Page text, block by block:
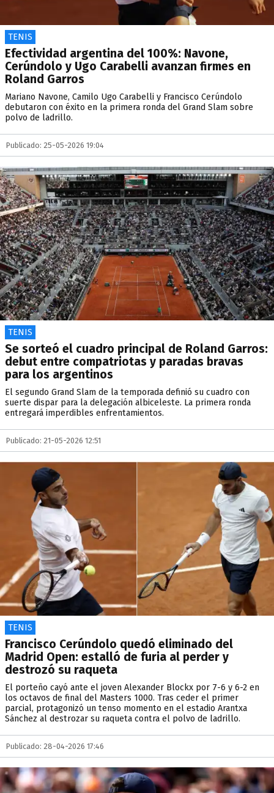
TENIS
Efectividad argentina del 100%: Navone,
Cerúndolo y Ugo Carabelli avanzan firmes en
Roland Garros
Mariano Navone, Camilo Ugo Carabelli y Francisco Cerúndolo
debutaron con éxito en la primera ronda del Grand Slam sobre
polvo de ladrillo.
Publicado: 25-05-2026 19:04
TENIS
Se sorteó el cuadro principal de Roland Garros:
debut entre compatriotas y paradas bravas
para los argentinos
El segundo Grand Slam de la temporada definió su cuadro con
suerte dispar para la delegación albiceleste. La primera ronda
entregará imperdibles enfrentamientos.
Publicado: 21-05-2026 12:51
TENIS
Francisco Cerúndolo quedó eliminado del
Madrid Open: estalló de furia al perder y
destrozó su raqueta
El porteño cayó ante el joven Alexander Blockx por 7-6 y 6-2 en
los octavos de final del Masters 1000. Tras ceder el primer
parcial, protagonizó un tenso momento en el estadio Arantxa
Sánchez al destrozar su raqueta contra el polvo de ladrillo.
Publicado: 28-04-2026 17:46